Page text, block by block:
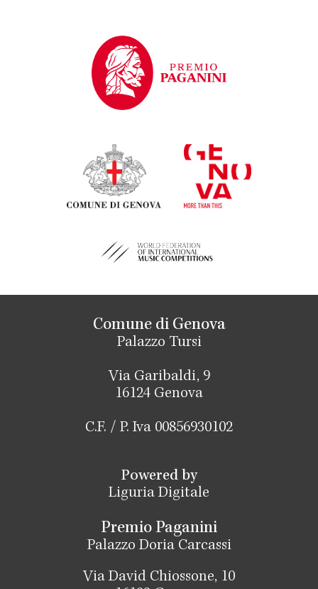
Comune di Genova
Palazzo Tursi
Via Garibaldi, 9
16124 Genova
C.F. / P. Iva 00856930102
Powered by
Liguria Digitale
Premio Paganini
Palazzo Doria Carcassi
Via David Chiossone, 10